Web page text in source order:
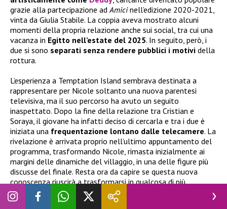
grazie alla partecipazione ad Amicinell’edizione 2020-2021,
vinta da Giulia Stabile. La coppia aveva mostrato alcuni
momenti della propria relazione anche sui social, tra cui una
vacanza in Egitto nell’estate del 2025. In seguito, però, i
due si sono separati senza rendere pubblici i motivi della
rottura.
L’esperienza a Temptation Island sembrava destinata a
rappresentare per Nicole soltanto una nuova parentesi
televisiva, ma il suo percorso ha avuto un seguito
inaspettato. Dopo la fine della relazione tra Cristian e
Soraya, il giovane ha infatti deciso di cercarla e tra i due è
iniziata una frequentazione lontano dalle telecamere. La
rivelazione è arrivata proprio nell’ultimo appuntamento del
programma, trasformando Nicole, rimasta inizialmente ai
margini delle dinamiche del villaggio, in una delle figure più
discusse del finale. Resta ora da capire se questa nuova
conoscenza riuscirà a trasformarsi in qualcosa di più
importante.